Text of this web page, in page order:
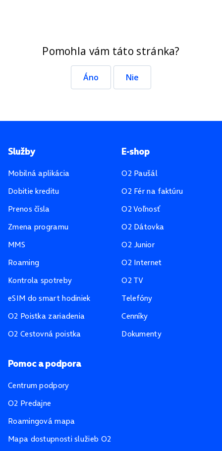
Pomohla vám táto stránka?
Áno Nie
Pätička stránky
Služby
Mobilná aplikácia
Dobitie kreditu
Prenos čísla
Zmena programu
MMS
Roaming
Kontrola spotreby
eSIM do smart hodiniek
O2 Poistka zariadenia
O2 Cestovná poistka
E-shop
O2 Paušál
O2 Fér na faktúru
O2 Voľnosť
O2 Dátovka
O2 Junior
O2 Internet
O2 TV
Telefóny
Cenníky
Dokumenty
Pomoc a podpora
Centrum podpory
O2 Predajne
Roamingová mapa
Mapa dostupnosti služieb O2